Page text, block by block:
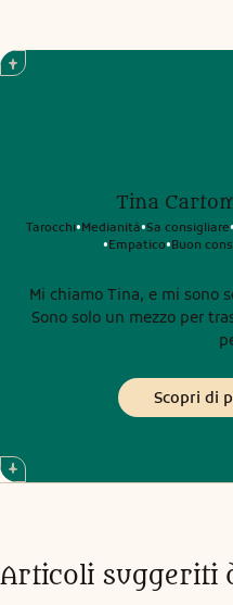
Tina
Tarocchi•Medianità•Sa consigliare•
•Empatico•Buon
Mi chiamo Tina, e mi sono
Sono solo un mezzo per
Scopri di
Articoli suggeriti